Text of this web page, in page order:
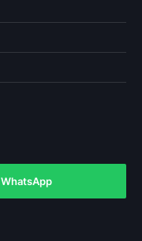
WhatsApp